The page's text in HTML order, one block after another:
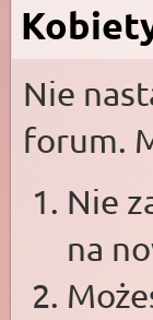
Nie
forum.
Nie
na